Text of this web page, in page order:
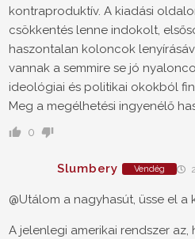
kontraproduktív. A kiadási
csökkentés lenne indokolt,
haszontalan koloncok
vannak a semmire se jó
ideológiai és politikai okokból
Meg a megélhetési ingyenélő
0
Slumbery Vendég
@Utálom a nagyhasút, üsse el a
A jelenlegi amerikai rendszer